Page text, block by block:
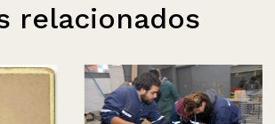
relacionados